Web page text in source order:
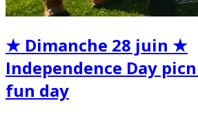
★ Dimanche 28 juin ★
Independence Day
fun day